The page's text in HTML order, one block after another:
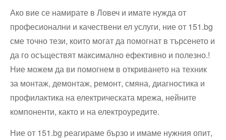
Ако вие се намирате в Ловеч и имате нужда от
професионални и качествени ел услуги, ние от 151.bg
сме точно тези, които могат да помогнат в търсенето и
да го осъществят максимално ефективно и полезно.!
Ние можем да ви помогнем в откриването на техник
за монтаж, демонтаж, ремонт, смяна, диагностика и
профилактика на електрическата мрежа, нейните
компоненти, както и на електроуредите.
Ние от 151.bg реагираме бързо и имаме нужния опит,